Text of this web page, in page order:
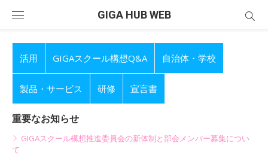
GIGA HUB WEB
活用 GIGAスクール構想Q&A 自治体・学校
製品・サービス 研修 宣言書
重要なお知らせ
GIGAスクール構想推進委員会の新体制と部会メンバー募集につい
て